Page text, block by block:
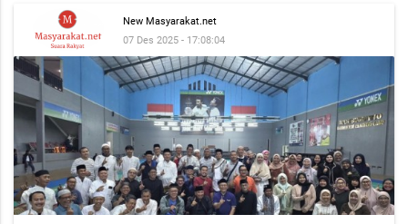
New Masyarakat.net
07 Des 2025 - 17:08:04